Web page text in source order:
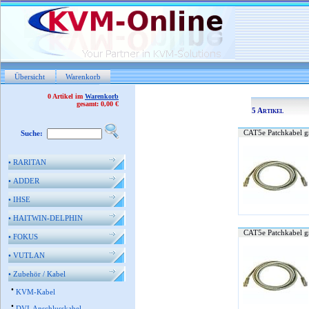
Übersicht Warenkorb
0 Artikel im Warenkorb
gesamt: 0,00 €
Suche:
•RARITAN
•ADDER
•IHSE
•HAITWIN-DELPHIN
•FOKUS
•VUTLAN
•Zubehör / Kabel
• KVM-Kabel
•
5 Artikel
CAT5e Patchkabel
CAT5e Patchkabel